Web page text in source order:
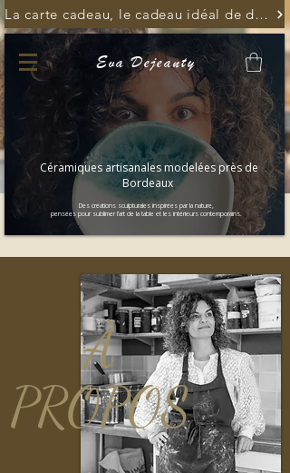
La carte cadeau, le cadeau idéal de dernière minute
Eva Dejeanty
Céramiques artisanales modelées près de
Bordeaux
Des créations sculpturales inspirées par la nature,
pensées pour sublimer l’art de la table et les intérieurs contemporains.
À
PROPOS